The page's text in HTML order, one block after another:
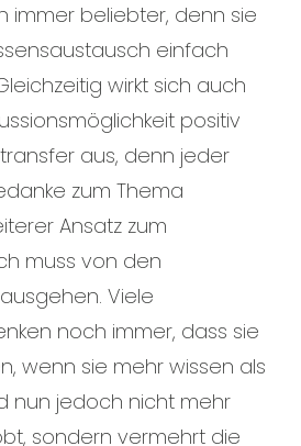
immer beliebter, denn sie
einfach
wirkt sich auch
positiv
aus, denn jeder
zum Thema
Ansatz zum
muss von den
Viele
noch immer, dass sie
wenn sie mehr wissen als
nun jedoch nicht mehr
sondern vermehrt die